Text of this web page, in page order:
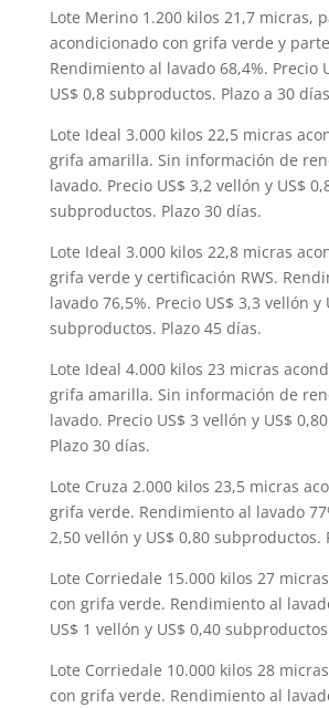
Lote Merino 1.200 kilos 21,7 micras,
acondicionado con grifa verde y
Rendimiento al lavado 68,4%. Precio
US$ 0,8 subproductos. Plazo a 30
Lote Ideal 3.000 kilos 22,5 micras
grifa amarilla. Sin información de
lavado. Precio US$ 3,2 vellón y US$
subproductos. Plazo 30 días.
Lote Ideal 3.000 kilos 22,8 micras
grifa verde y certificación RWS.
lavado 76,5%. Precio US$ 3,3 vellón y
subproductos. Plazo 45 días.
Lote Ideal 4.000 kilos 23 micras
grifa amarilla. Sin información de
lavado. Precio US$ 3 vellón y US$
Plazo 30 días.
Lote Cruza 2.000 kilos 23,5 micras
grifa verde. Rendimiento al lavado
2,50 vellón y US$ 0,80 subproductos.
Lote Corriedale 15.000 kilos 27
con grifa verde. Rendimiento al
US$ 1 vellón y US$ 0,40
Lote Corriedale 10.000 kilos 28
con grifa verde. Rendimiento al